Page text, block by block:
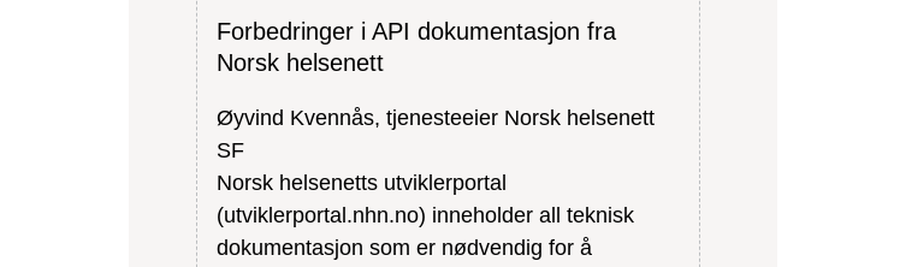
Forbedringer i API dokumentasjon fra
Norsk helsenett
Øyvind Kvennås, tjenesteeier Norsk helsenett
SF
Norsk helsenetts utviklerportal
(utviklerportal.nhn.no) inneholder all teknisk
dokumentasjon som er nødvendig for å